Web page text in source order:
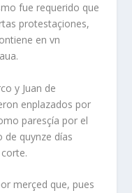
fue requerido que
protestaçiones,
en vn
y Juan de
enplazados por
paresçía por el
quynze días
merçed que, pues